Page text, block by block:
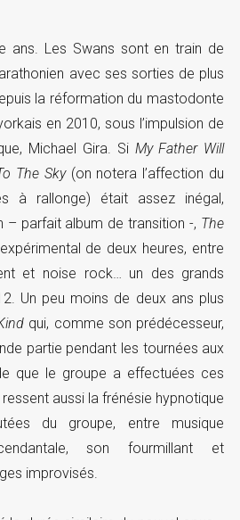
ans. Les Swans sont en train de
avec ses sorties de plus
la réformation du mastodonte
en 2010, sous l’impulsion de
Michael Gira. Si My Father Will
The Sky(on notera l’affection du
à rallonge) était assez inégal,
– parfait album de transition -, The
de deux heures, entre
et noise rock… un des grands
Un peu moins de deux ans plus
qui, comme son prédécesseur,
partie pendant les tournées aux
que le groupe a effectuées ces
aussi la frénésie hypnotique
du groupe, entre musique
son fourmillant et
improvisés.